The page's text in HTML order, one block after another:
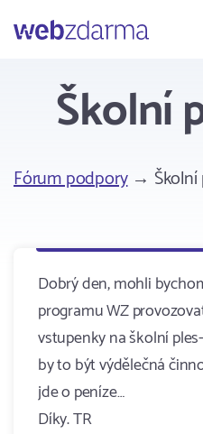
Webzdarma
Školní
Fórum podpory→ Školní
Dobrý den, mohli
programu WZ
vstupenky na školní
by to být výdělečná
jde o peníze…
Díky. TR